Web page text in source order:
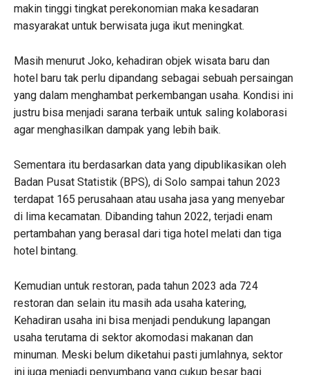
makin tinggi tingkat perekonomian maka kesadaran
masyarakat untuk berwisata juga ikut meningkat.
Masih menurut Joko, kehadiran objek wisata baru dan
hotel baru tak perlu dipandang sebagai sebuah persaingan
yang dalam menghambat perkembangan usaha. Kondisi ini
justru bisa menjadi sarana terbaik untuk saling kolaborasi
agar menghasilkan dampak yang lebih baik.
Sementara itu berdasarkan data yang dipublikasikan oleh
Badan Pusat Statistik (BPS), di Solo sampai tahun 2023
terdapat 165 perusahaan atau usaha jasa yang menyebar
di lima kecamatan. Dibanding tahun 2022, terjadi enam
pertambahan yang berasal dari tiga hotel melati dan tiga
hotel bintang.
Kemudian untuk restoran, pada tahun 2023 ada 724
restoran dan selain itu masih ada usaha katering,
Kehadiran usaha ini bisa menjadi pendukung lapangan
usaha terutama di sektor akomodasi makanan dan
minuman. Meski belum diketahui pasti jumlahnya, sektor
ini juga menjadi penyumbang yang cukup besar bagi